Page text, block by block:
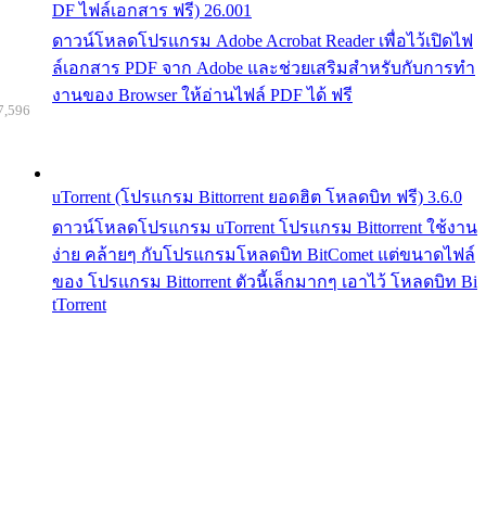
DF ไฟล์เอกสาร ฟรี) 26.001
ดาวน์โหลดโปรแกรม Adobe Acrobat Reader เพื่อไว้เปิดไฟ
ล์เอกสาร PDF จาก Adobe และช่วยเสริมสำหรับกับการทำ
งานของ Browser ให้อ่านไฟล์ PDF ได้ ฟรี
uTorrent (โปรแกรม Bittorrent ยอดฮิต โหลดบิท ฟรี) 3.6.0
ดาวน์โหลดโปรแกรม uTorrent โปรแกรม Bittorrent ใช้งาน
ง่าย คล้ายๆ กับโปรแกรมโหลดบิท BitComet แต่ขนาดไฟล์
ของ โปรแกรม Bittorrent ตัวนี้เล็กมากๆ เอาไว้ โหลดบิท Bi
tTorrent